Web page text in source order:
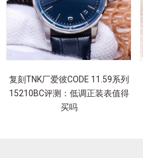
复刻TNK厂爱彼CODE 11.59系列
15210BC评测：低调正装表值得
买吗